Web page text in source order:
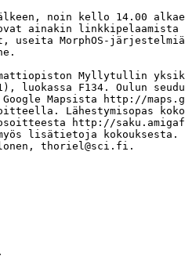
jälkeen, noin kello 14.00
ainakin linkkipelaamista
MorphOS-järjestelmiä,
Myllytullin
luokassa F134. Oulun
Mapsista http://
Lähestymisopas
http://
lisätietoja kokouksesta.
thoriel@sci.fi.